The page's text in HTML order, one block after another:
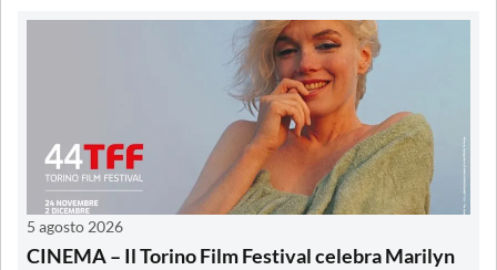
5 agosto 2026
CINEMA – Il Torino Film Festival celebra Marilyn